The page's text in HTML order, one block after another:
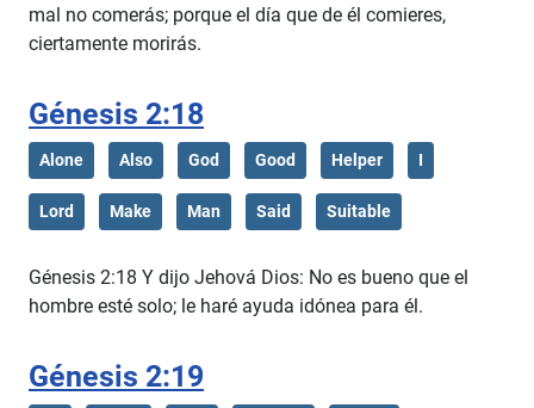
mal no comerás; porque el día que de él comieres,
ciertamente morirás.
Génesis 2:18
Alone Also God Good Helper I
Lord Make Man Said Suitable
Génesis 2:18 Y dijo Jehová Dios: No es bueno que el
hombre esté solo; le haré ayuda idónea para él.
Génesis 2:19